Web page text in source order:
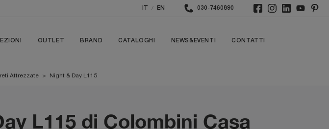
/ EN 030-7460890
OUTLET BRAND CATALOGHI NEWS&EVENTI CONTATTI
Attrezzate > Night & Day L115
L115 di Colombini Casa